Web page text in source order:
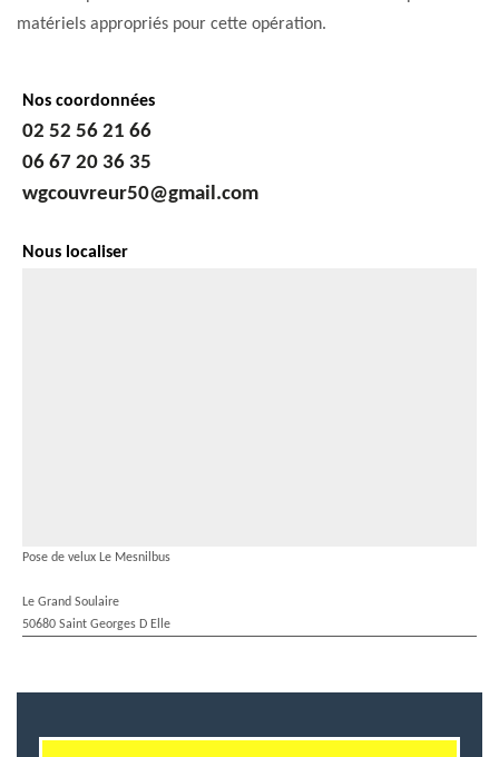
matériels appropriés pour cette opération.
Nos coordonnées
02 52 56 21 66
06 67 20 36 35
wgcouvreur50@gmail.com
Nous localiser
Pose de velux Le Mesnilbus
Le Grand Soulaire
50680 Saint Georges D Elle